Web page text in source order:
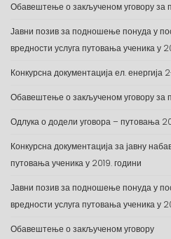
Обавештење о закљученом уговору за
Јавни позив за подношење понуда у
вредности услуга путовања ученика у
Конкурсна документација ел. енергија
Обавештење о закљученом уговору за
Одлука о додели уговора – путовања
Конкурсна документација за јавну
путовања ученика у 2019. години
Јавни позив за подношење понуда у
вредности услуга путовања ученика у
Обавештење о закљученом уговору